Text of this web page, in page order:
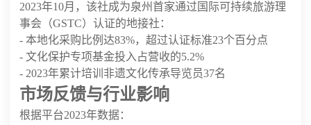
2023年10月，该社成为泉州首家通过国际可持续旅游理
事会（GSTC）认证的地接社：
- 本地化采购比例达83%，超过认证标准23个百分点
- 文化保护专项基金投入占营收的5.2%
- 2023年累计培训非遗文化传承导览员37名
市场反馈与行业影响
根据平台2023年数据：